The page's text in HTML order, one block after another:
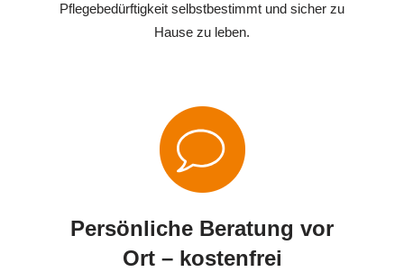
Pflegebedürftigkeit selbstbestimmt und sicher zu
Hause zu leben.
Persönliche Beratung vor
Ort – kostenfrei